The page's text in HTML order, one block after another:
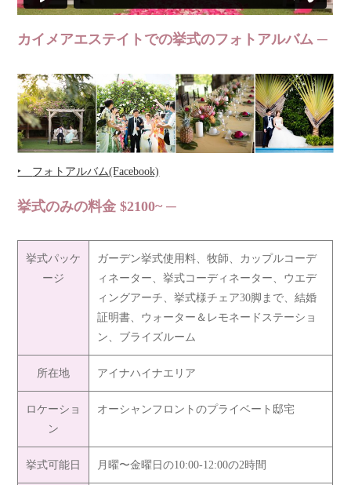
カイメアエステイトでの挙式のフォトアルバム
‣ フォトアルバム(Facebook)
挙式のみの料金 $2100~
挙式パッケ
ージ
ガーデン挙式使用料、牧師、カップルコーデ
ィネーター、挙式コーディネーター、ウエデ
ィングアーチ、挙式様チェア30脚まで、結婚
証明書、ウォーター＆レモネードステーショ
ン、ブライズルーム
所在地 アイナハイナエリア
ロケーショ
ン
オーシャンフロントのプライベート邸宅
挙式可能日 月曜〜金曜日の10:00-12:00の2時間